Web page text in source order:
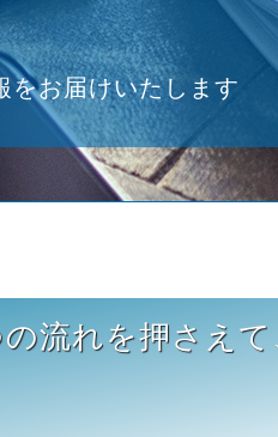
をお届けいたします
流れを押さえ